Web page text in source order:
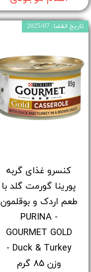
کنسرو غذای گربه
پورینا گورمت گلد با
طعم اردک و بوقلمون
- PURINA
GOURMET GOLD
Duck & Turkey -
وزن 85 گرم
تاریخ انقضا: 2025/07